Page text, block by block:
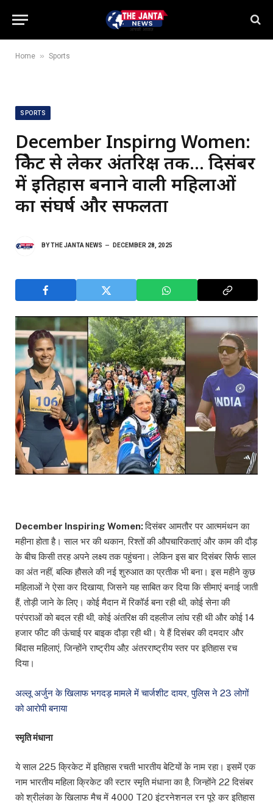
Home » Sports
SPORTS
December Inspirng Women:
क्रिकेट से लेकर अंतरिक्ष तक… दिसंबर
में इतिहास बनाने वाली महिलाओं
का संघर्ष और सफलता
BYTHE JANTA NEWS DECEMBER 28, 2025
December Inspiring Women:दिसंबर आमतौर पर आत्ममंथन का
महीना होता है। साल भर की थकान, रिश्तों की औपचारिकताएं और काम की दौड़
के बीच किसी तरह अपने लक्ष्य तक पहुंचना। लेकिन इस बार दिसंबर सिर्फ साल
का अंत नहीं, बल्कि हौसले की नई शुरुआत का प्रतीक भी बना। इस महीने कुछ
महिलाओं ने ऐसा कर दिखाया, जिसने यह साबित कर दिया कि सीमाएं बनाई जाती
हैं, तोड़ी जाने के लिए। कोई मैदान में रिकॉर्ड बना रही थी, कोई सेना की
परंपराओं को बदल रही थी, कोई अंतरिक्ष की दहलीज लांघ रही थी और कोई 14
हजार फीट की ऊंचाई पर बाइक दौड़ा रही थी। ये हैं दिसंबर की दमदार और
बिंदास महिलाएं, जिन्होंने राष्ट्रीय औऱ अंतरराष्ट्रीय स्तर पर इतिहास रच
दिया।
अल्लू अर्जुन के खिलाफ भगदड़ मामले में चार्जशीट दायर, पुलिस ने 23 लोगों
को आरोपी बनाया
स्मृति मंधाना
ये साल 225 क्रिकेट में इतिहास रचती भारतीय बेटियों के नाम रहा। इसमें एक
नाम भारतीय महिला क्रिकेट की स्टार स्मृति मंधाना का है, जिन्होंने 22 दिसंबर
को श्रीलंका के खिलाफ मैच में 4000 T20 इंटरनेशनल रन पूरे कर इतिहास